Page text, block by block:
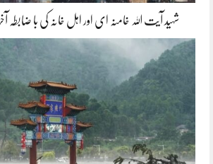
شہید آیت اللہ خامنہ ای اور اہل خانہ کی با